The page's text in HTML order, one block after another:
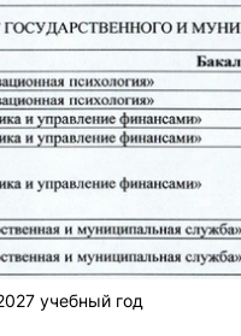
учебный год